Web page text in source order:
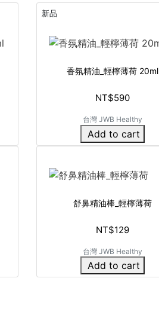
新品
香氛精油_輕檸薄荷 20ml
NT$590
台灣 JWB Healthy
Add to cart
舒鼻精油棒_輕檸薄荷
NT$129
台灣 JWB Healthy
Add to cart